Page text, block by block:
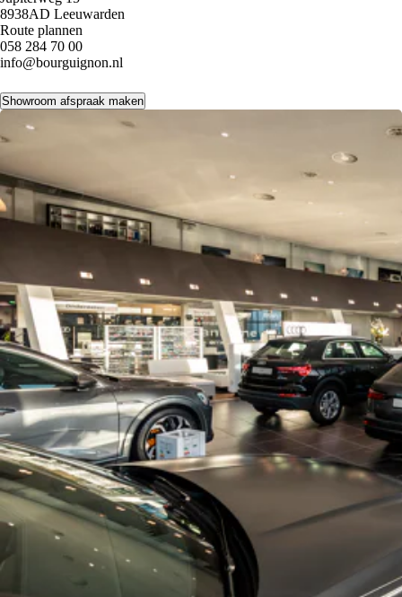
8938AD Leeuwarden
Route plannen
058 284 70 00
info@bourguignon.nl
Showroom afspraak maken